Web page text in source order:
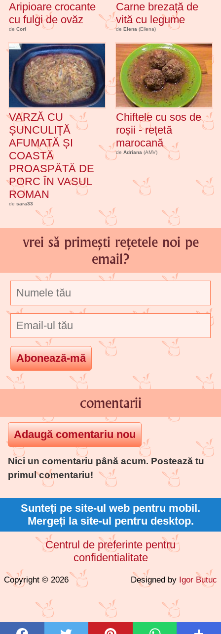
Aripioare crocante
cu fulgi de ovăz
de Cori
Carne brezață de
vită cu legume
de Elena (Ellena)
VARZĂ CU
ȘUNCULIȚĂ
AFUMATĂ ȘI
COASTĂ
PROASPĂTĂ DE
PORC ÎN VASUL
ROMAN
de sara33
Chiftele cu sos de
roșii - rețetă
marocană
de Adriana (AMV)
vrei să primești rețetele noi pe
email?
comentarii
Nici un comentariu până acum. Postează tu
primul comentariu!
Sunteți pe site-ul web pentru mobil.
Mergeți la site-ul pentru desktop.
Centrul de preferinte pentru
confidentialitate
Copyright © 2026 Designed by Igor Butuc